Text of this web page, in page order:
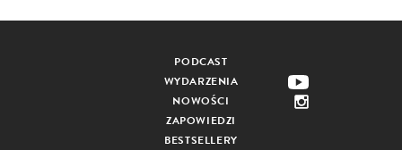
PODCAST
WYDARZENIA
NOWOŚCI
ZAPOWIEDZI
BESTSELLERY